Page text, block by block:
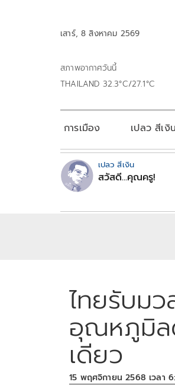
เสาร์, 8 สิงหาคม 2569
สภาพอากาศวันนี้
THAILAND 32.3°C/27.1°C
การเมือง เปลว สีเงิน
เปลว สีเงิน
สวัสดี...คุณครู!
ไทยรับม
อุณหภูมิล
เดียว
15 พฤศจิกายน 2568 เวลา